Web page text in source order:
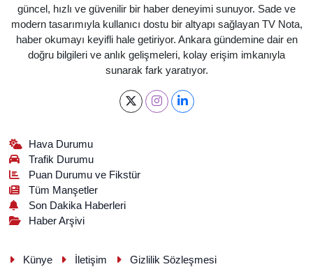
güncel, hızlı ve güvenilir bir haber deneyimi sunuyor. Sade ve
modern tasarımıyla kullanıcı dostu bir altyapı sağlayan TV Nota,
haber okumayı keyifli hale getiriyor. Ankara gündemine dair en
doğru bilgileri ve anlık gelişmeleri, kolay erişim imkanıyla
sunarak fark yaratıyor.
Hava Durumu
Trafik Durumu
Puan Durumu ve Fikstür
Tüm Manşetler
Son Dakika Haberleri
Haber Arşivi
Künye İletişim Gizlilik Sözleşmesi